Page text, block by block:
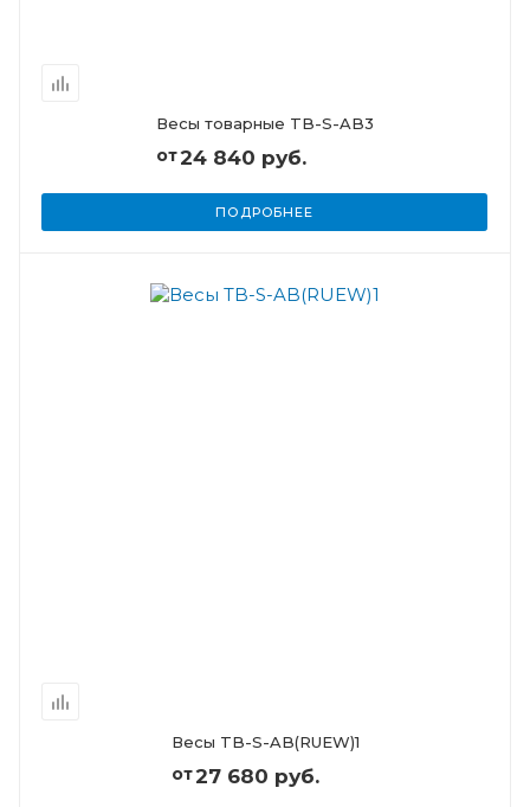
Весы товарные TB-S-AB3
от24 840 руб.
ПОДРОБНЕЕ
Весы TB-S-AB(RUEW)1
от27 680 руб.